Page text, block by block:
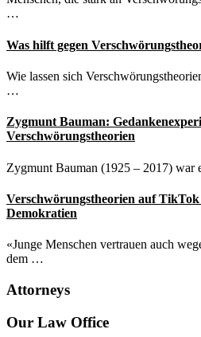
…
Was hilft gegen
Wie lassen sich
…
Zygmunt Bauman:
Verschwörungstheorien
Zygmunt Bauman (1925 – 2017)
Verschwörungstheorien auf
Demokratien
«Junge Menschen vertrauen auch
dem …
Attorneys
Site
Our Law Office